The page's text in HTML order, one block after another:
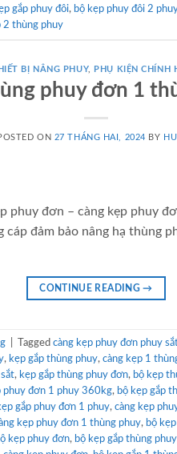
gắp phuy đôi, bộ kẹp phuy đôi 2
2 thùng phuy
BỊ NÂNG PHUY, PHỤ KIỆN CHÍNH
phuy đơn 1
ON 27 THÁNG HAI, 2024 BY
phuy đơn – càng kẹp phuy
đảm bảo nâng hạ thùng
CONTINUE READING→
Tagged càng kẹp phuy đơn phuy
, kẹp gắp thùng phuy, càng kẹp 1
, kẹp gắp thùng phuy đơn, bộ kẹp
phuy đơn 1 phuy 360kg, bộ kẹp gắp
gắp phuy đơn 1 phuy, càng kẹp
kẹp phuy đơn 1 thùng phuy, bộ
kẹp phuy đơn, bộ kẹp gắp thùng